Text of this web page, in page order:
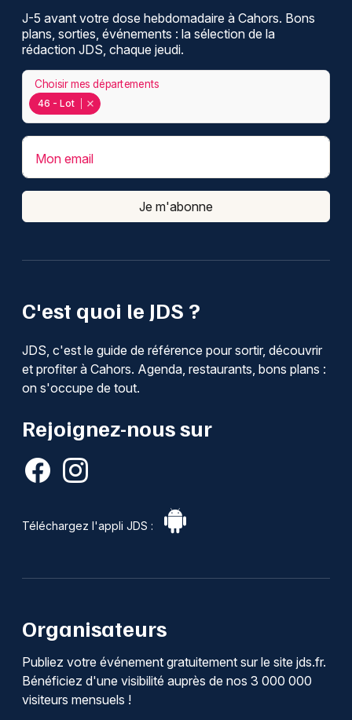
C'est quoi le JDS ?
JDS, c'est le guide de référence pour sortir, découvrir
et profiter à Cahors. Agenda, restaurants, bons plans :
on s'occupe de tout.
Rejoignez-nous sur
Téléchargez l'appli JDS :
J-5 avant votre dose hebdomadaire à Cahors. Bons
plans, sorties, événements : la sélection de la
rédaction JDS, chaque jeudi.
46 - Lot
Choisir mes départements
Mon email
Je m'abonne
Organisateurs
Publiez votre événement gratuitement sur le site jds.fr.
Bénéficiez d'une visibilité auprès de nos 3 000 000
visiteurs mensuels !